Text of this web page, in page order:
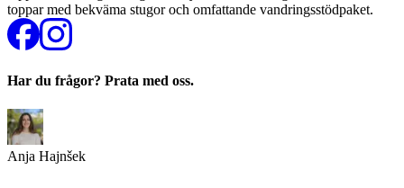
toppar med bekväma stugor och omfattande vandringsstödpaket.
Har du frågor? Prata med oss.
Anja Hajnšek